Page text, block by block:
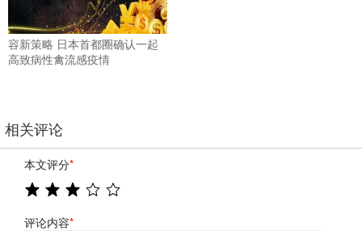
容新策略 日本首都圈确认一起
高致病性禽流感疫情
相关评论
本文评分*
评论内容*